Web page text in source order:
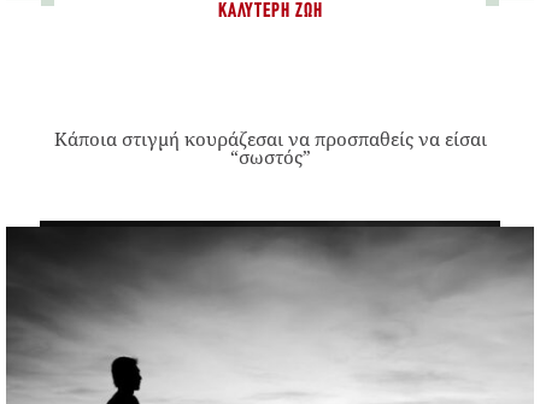
ΚΑΛΎΤΕΡΗ ΖΩΉ
Κάποια στιγμή κουράζεσαι να προσπαθείς να είσαι
“σωστός”